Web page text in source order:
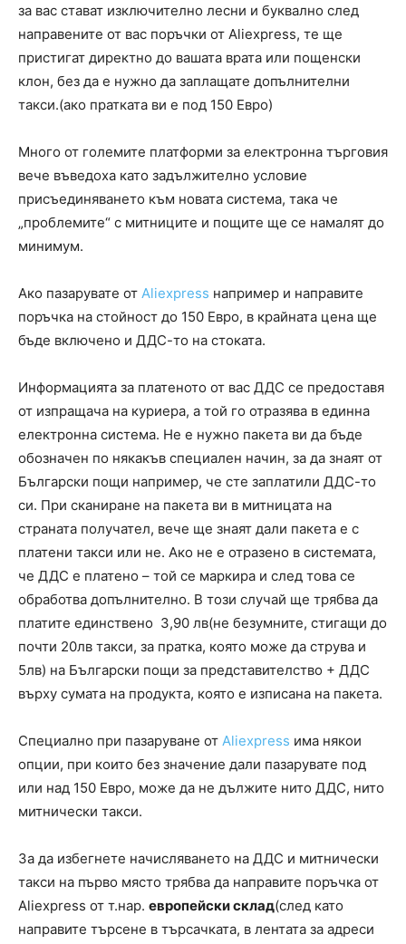
за вас стават изключително лесни и буквално след
направените от вас поръчки от Aliexpress, те ще
пристигат директно до вашата врата или пощенски
клон, без да е нужно да заплащате допълнителни
такси.(ако пратката ви е под 150 Евро)
Много от големите платформи за електронна търговия
вече въведоха като задължително условие
присъединяването към новата система, така че
„проблемите“ с митниците и пощите ще се намалят до
минимум.
Ако пазарувате от Aliexpress например и направите
поръчка на стойност до 150 Евро, в крайната цена ще
бъде включено и ДДС-то на стоката.
Информацията за платеното от вас ДДС се предоставя
от изпращача на куриера, а той го отразява в единна
електронна система. Не е нужно пакета ви да бъде
обозначен по някакъв специален начин, за да знаят от
Български пощи например, че сте заплатили ДДС-то
си. При сканиране на пакета ви в митницата на
страната получател, вече ще знаят дали пакета е с
платени такси или не. Ако не е отразено в системата,
че ДДС е платено – той се маркира и след това се
обработва допълнително. В този случай ще трябва да
платите единствено 3,90 лв(не безумните, стигащи до
почти 20лв такси, за пратка, която може да струва и
5лв) на Български пощи за представителство + ДДС
върху сумата на продукта, която е изписана на пакета.
Специално при пазаруване от Aliexpress има някои
опции, при които без значение дали пазарувате под
или над 150 Евро, може да не дължите нито ДДС, нито
митнически такси.
За да избегнете начисляването на ДДС и митнически
такси на първо място трябва да направите поръчка от
Aliexpress от т.нар. европейски склад(след като
направите търсене в търсачката, в лентата за адреси